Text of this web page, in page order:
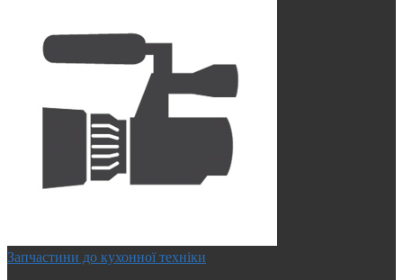
Запчастини до кухонної техніки